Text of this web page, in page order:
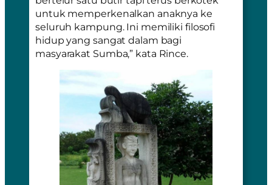
untuk memperkenalkan anaknya ke
seluruh kampung. Ini memiliki filosofi
hidup yang sangat dalam bagi
masyarakat Sumba,” kata Rince.